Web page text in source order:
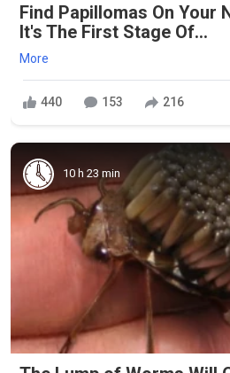
Find Papillomas On Your
It's The First Stage Of...
More
440 153 216
10 h 23 min